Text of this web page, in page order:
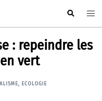
Rechercher
: repeindre les
vert
, ECOLOGIE